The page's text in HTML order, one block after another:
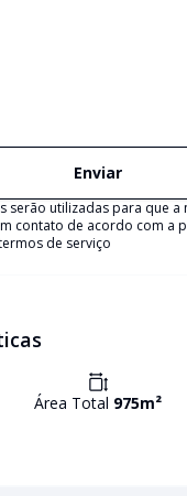
Enviar
serão utilizadas para que a
contato de acordo com a
de serviço
Área Total 975m²